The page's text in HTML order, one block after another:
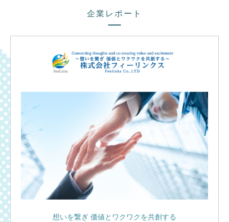
企業レポート
想いを繋ぎ 価値とワクワクを共創する